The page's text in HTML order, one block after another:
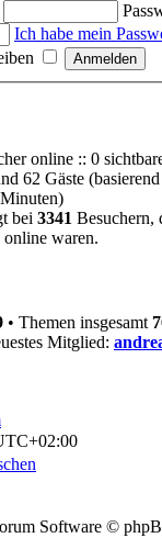
Ich habe mein
online :: 0
62 Gäste
bei 3341 Besuchern,
waren.
• Themen insgesamt
Mitglied:
Software ©